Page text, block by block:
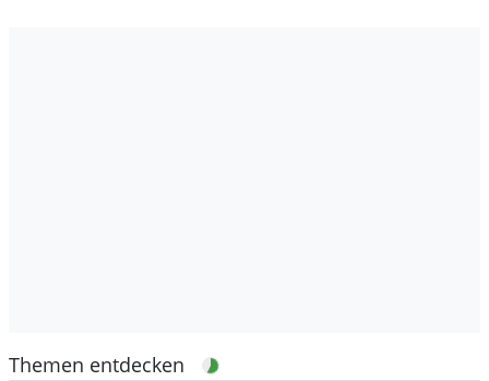
Themen entdecken